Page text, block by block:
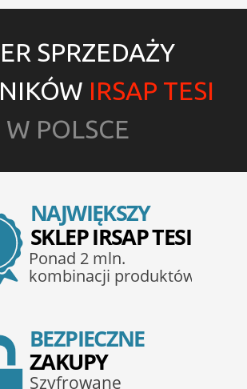
SPRZEDAŻY
IRSAP TESI
W POLSCE